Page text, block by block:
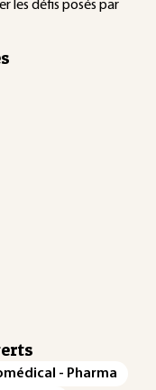
les défis posés par
- Pharma